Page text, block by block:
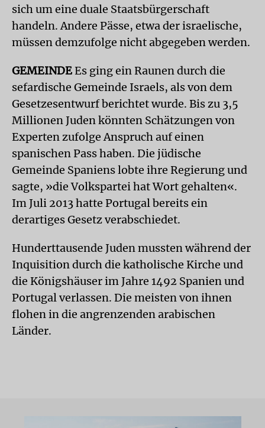
sich um eine duale Staatsbürgerschaft
handeln. Andere Pässe, etwa der israelische,
müssen demzufolge nicht abgegeben werden.
GEMEINDEEs ging ein Raunen durch die
sefardische Gemeinde Israels, als von dem
Gesetzesentwurf berichtet wurde. Bis zu 3,5
Millionen Juden könnten Schätzungen von
Experten zufolge Anspruch auf einen
spanischen Pass haben. Die jüdische
Gemeinde Spaniens lobte ihre Regierung und
sagte, »die Volkspartei hat Wort gehalten«.
Im Juli 2013 hatte Portugal bereits ein
derartiges Gesetz verabschiedet.
Hunderttausende Juden mussten während der
Inquisition durch die katholische Kirche und
die Königshäuser im Jahre 1492 Spanien und
Portugal verlassen. Die meisten von ihnen
flohen in die angrenzenden arabischen
Länder.